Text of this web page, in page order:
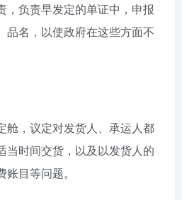
，负责早发定的单证中，申报
品名，以使政府在这些方面不
舱，议定对发货人、承运人都
当时间交货，以及以发货人的
目等问题。